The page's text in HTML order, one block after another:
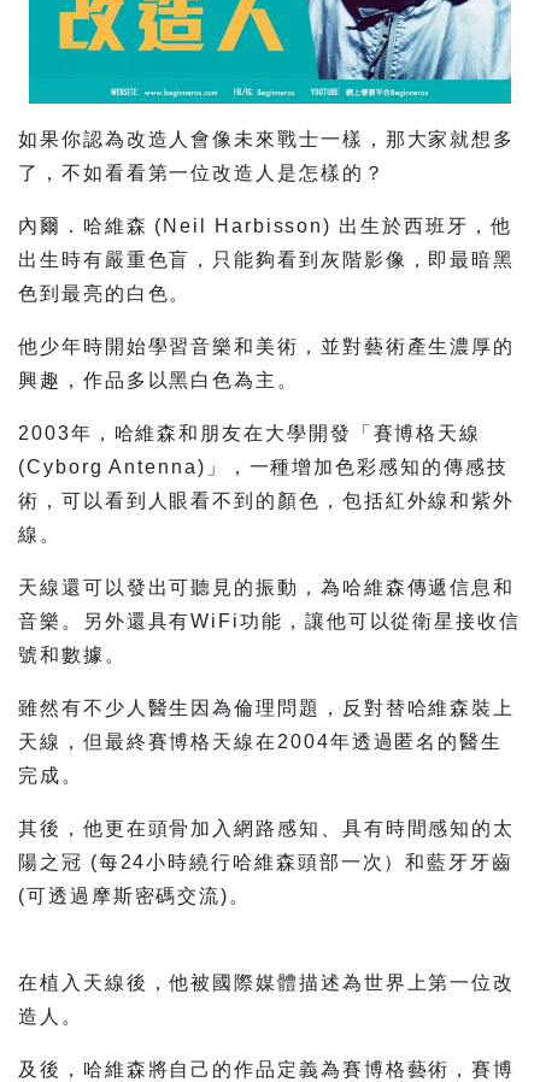
如果你認為改造人會像未來戰士一樣，那大家就想多
了，不如看看第一位改造人是怎樣的？
內爾．哈維森 (Neil Harbisson) 出生於西班牙，他
出生時有嚴重色盲，只能夠看到灰階影像，即最暗黑
色到最亮的白色。
他少年時開始學習音樂和美術，並對藝術產生濃厚的
興趣，作品多以黑白色為主。
2003年，哈維森和朋友在大學開發「賽博格天線
(Cyborg Antenna)」，一種增加色彩感知的傳感技
術，可以看到人眼看不到的顏色，包括紅外線和紫外
線。
天線還可以發出可聽見的振動，為哈維森傳遞信息和
音樂。另外還具有WiFi功能，讓他可以從衛星接收信
號和數據。
雖然有不少人醫生因為倫理問題，反對替哈維森裝上
天線，但最終賽博格天線在2004年透過匿名的醫生
完成。
其後，他更在頭骨加入網路感知、具有時間感知的太
陽之冠 (每24小時繞行哈維森頭部一次）和藍牙牙齒
(可透過摩斯密碼交流)。
在植入天線後，他被國際媒體描述為世界上第一位改
造人。
及後，哈維森將自己的作品定義為賽博格藝術，賽博